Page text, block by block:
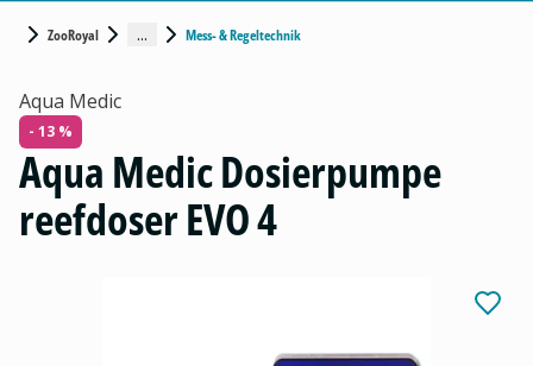
ZooRoyal ... Mess- & Regeltechnik
Aqua Medic
- 13 %
Aqua Medic Dosierpumpe
reefdoser EVO 4